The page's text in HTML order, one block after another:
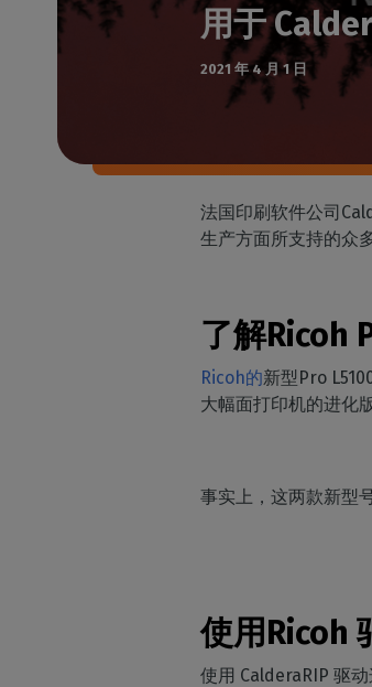
用于
2021 年 4 月 1 日
法国印刷软件公司
生产方面所支持的众
了解Ricoh
Ricoh的新型Pro
大幅面打印机的进化
事实上，这两款新型
使用Ricoh
使用 CalderaRIP 驱